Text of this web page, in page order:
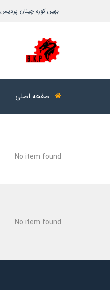
بهین کوره چینان پردیس
صفحه اصلی
No item found
No item found